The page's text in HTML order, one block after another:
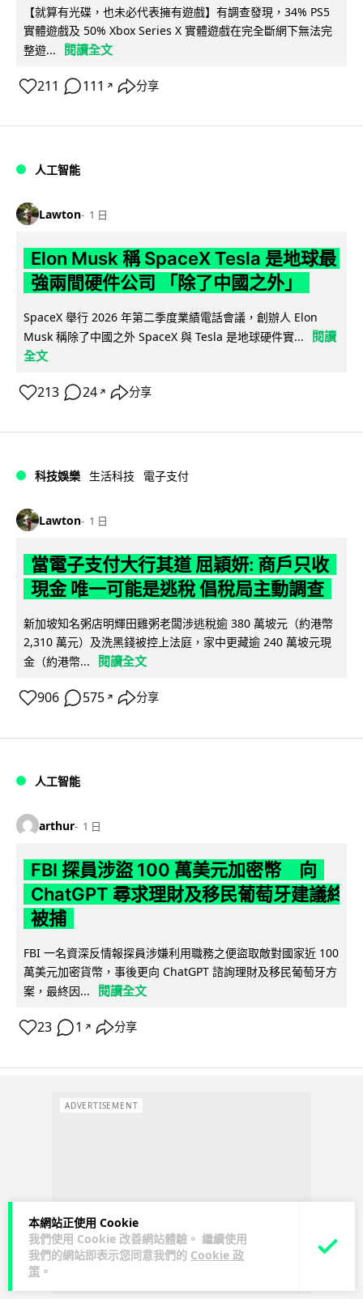
本網站正使用 Cookie
我們使用 Cookie 改善網站體驗。 繼續使用
我們的網站即表示您同意我們的 Cookie 政
策 。
【就算有光碟，也未必代表擁有遊戲】有調查發現，34% PS5
實體遊戲及 50% Xbox Series X 實體遊戲在完全斷網下無法完
整遊...
閱讀全文
211 111 ↗ 分享
人工智能
Lawton 1 日
Elon Musk 稱 SpaceX Tesla 是地球最
強兩間硬件公司 「除了中國之外」
SpaceX 舉行 2026 年第二季度業績電話會議，創辦人 Elon
Musk 稱除了中國之外 SpaceX 與 Tesla 是地球硬件實...
閱讀
全文
213 24 ↗ 分享
科技娛樂 生活科技 電子支付
Lawton 1 日
當電子支付大行其道 屈穎妍: 商戶只收
現金 唯一可能是逃稅 倡稅局主動調查
新加坡知名粥店明輝田雞粥老闆涉逃稅逾 380 萬坡元（約港幣
2,310 萬元）及洗黑錢被控上法庭，家中更藏逾 240 萬坡元現
金（約港幣...
閱讀全文
906 575 ↗ 分享
人工智能
arthur 1 日
FBI 探員涉盜 100 萬美元加密幣 向
ChatGPT 尋求理財及移民葡萄牙建議終
被捕
FBI 一名資深反情報探員涉嫌利用職務之便盜取敵對國家近 100
萬美元加密貨幣，事後更向 ChatGPT 諮詢理財及移民葡萄牙方
案，最終因...
閱讀全文
23 1 ↗ 分享
ADVERTISEMENT